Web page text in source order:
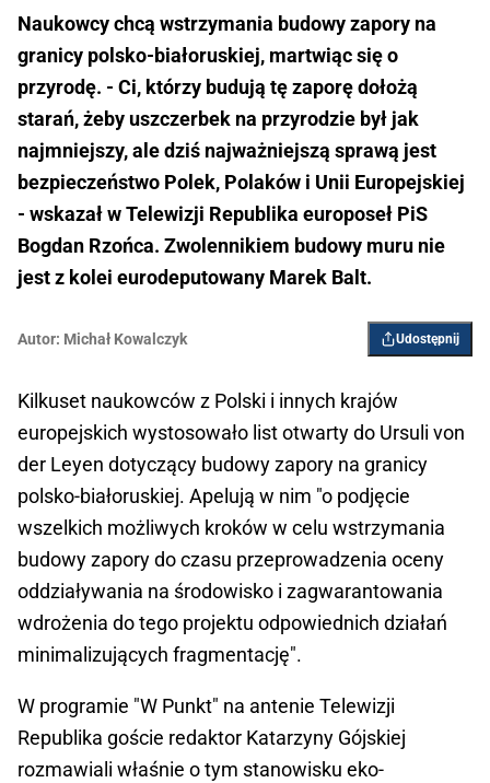
Naukowcy chcą wstrzymania budowy zapory na
granicy polsko-białoruskiej, martwiąc się o
przyrodę. - Ci, którzy budują tę zaporę dołożą
starań, żeby uszczerbek na przyrodzie był jak
najmniejszy, ale dziś najważniejszą sprawą jest
bezpieczeństwo Polek, Polaków i Unii Europejskiej
- wskazał w Telewizji Republika europoseł PiS
Bogdan Rzońca. Zwolennikiem budowy muru nie
jest z kolei eurodeputowany Marek Balt.
Autor: Michał Kowalczyk Udostępnij
Kilkuset naukowców z Polski i innych krajów
europejskich wystosowało list otwarty do Ursuli von
der Leyen dotyczący budowy zapory na granicy
polsko-białoruskiej. Apelują w nim "o podjęcie
wszelkich możliwych kroków w celu wstrzymania
budowy zapory do czasu przeprowadzenia oceny
oddziaływania na środowisko i zagwarantowania
wdrożenia do tego projektu odpowiednich działań
minimalizujących fragmentację".
W programie "W Punkt" na antenie Telewizji
Republika goście redaktor Katarzyny Gójskiej
rozmawiali właśnie o tym stanowisku eko-